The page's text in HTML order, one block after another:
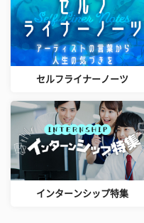
セルフライナーノーツ
インターンシップ特集